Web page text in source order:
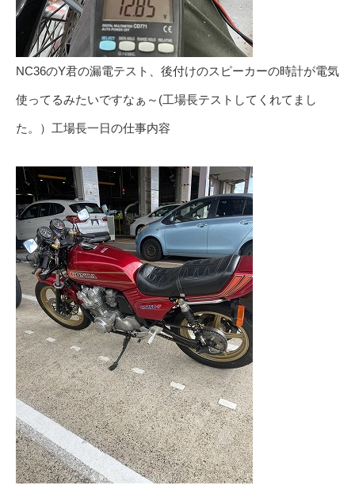
NC36のY君の漏電テスト、後付けのスピーカーの時計が電気
使ってるみたいですなぁ～(工場長テストしてくれてまし
た。）工場長一日の仕事内容